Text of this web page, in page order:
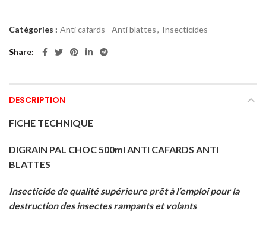
Catégories : Anti cafards - Anti blattes, Insecticides
Share
DESCRIPTION
FICHE TECHNIQUE
DIGRAIN PAL CHOC 500ml ANTI CAFARDS ANTI
BLATTES
Insecticide de qualité supérieure prêt à l’emploi pour la
destruction des insectes rampants et volants